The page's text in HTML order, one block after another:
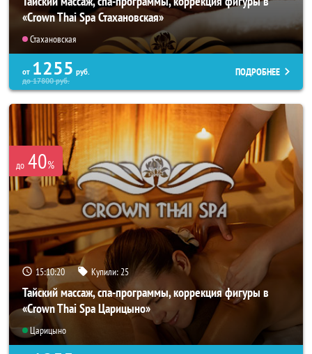
«Crown Thai Spa Стахановская»
Стахановская
от 1255 руб.
до17800руб.
ПОДРОБНЕЕ
до 40%
15:10:18 Купили: 25
Тайский массаж, спа-программы, коррекция фигуры в
«Crown Thai Spa Царицыно»
Царицыно